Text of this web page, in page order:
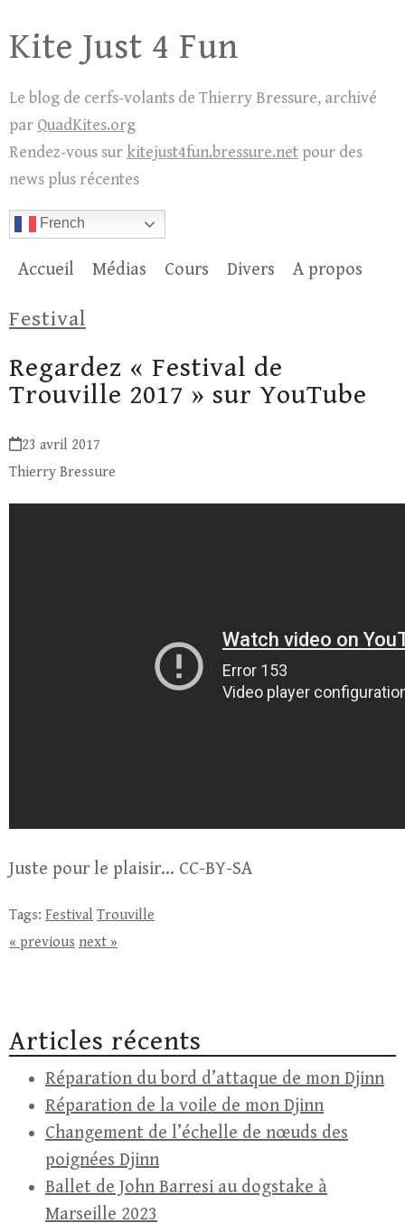
to
Kite Just 4 Fun
Le blog de cerfs-volants de Thierry Bressure, archivé
par QuadKites.org
Rendez-vous sur kitejust4fun.bressure.net pour des
news plus récentes
French
Accueil Médias Cours Divers A propos
Festival
Regardez « Festival de
Trouville 2017 » sur YouTube
23 avril 2017
Thierry Bressure
Juste pour le plaisir… CC-BY-SA
Tags: Festival Trouville
« previous next »
Articles récents
Réparation du bord d’attaque de mon Djinn
Réparation de la voile de mon Djinn
Changement de l’échelle de nœuds des
poignées Djinn
Ballet de John Barresi au dogstake à
Marseille 2023